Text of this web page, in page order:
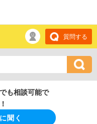
質問する
も相談可能で
聞く